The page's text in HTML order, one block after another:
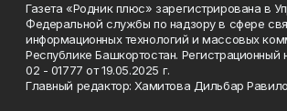
Газета «Родник плюс» зарегистрирована в
Федеральной службы по надзору в сфере
информационных технологий и массовых
Республике Башкортостан.
02 - 01777 от 19.05.2025 г.
Главный редактор: Хамитова Дильбар